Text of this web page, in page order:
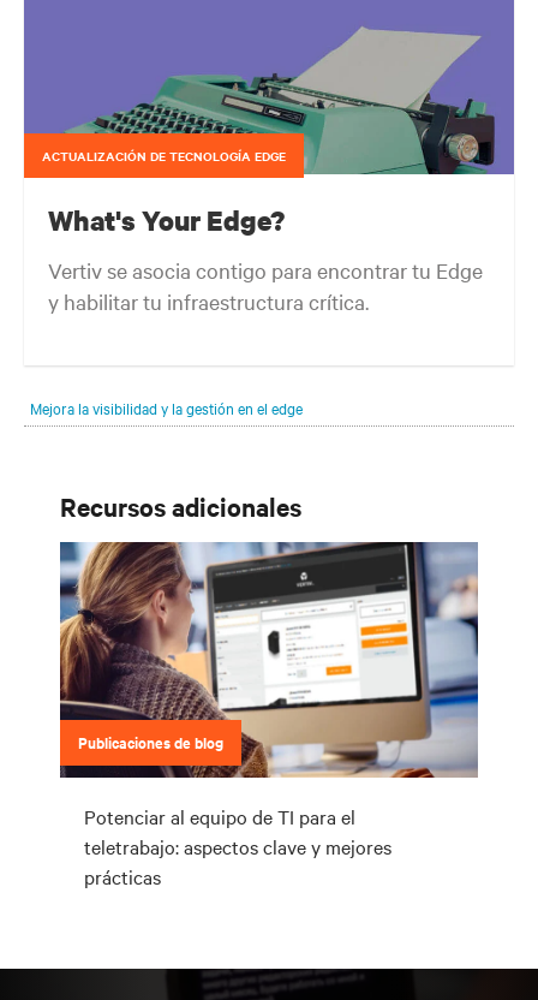
ACTUALIZACIÓN DE TECNOLOGÍA EDGE
What's Your Edge?
Vertiv se asocia contigo para encontrar tu Edge
y habilitar tu infraestructura crítica.
mantener el ritmo de esa evolución.
Mejora la visibilidad y la gestión en el edge
Recursos adicionales
Publicaciones de blog
Potenciar al equipo de TI para el
teletrabajo: aspectos clave y mejores
prácticas